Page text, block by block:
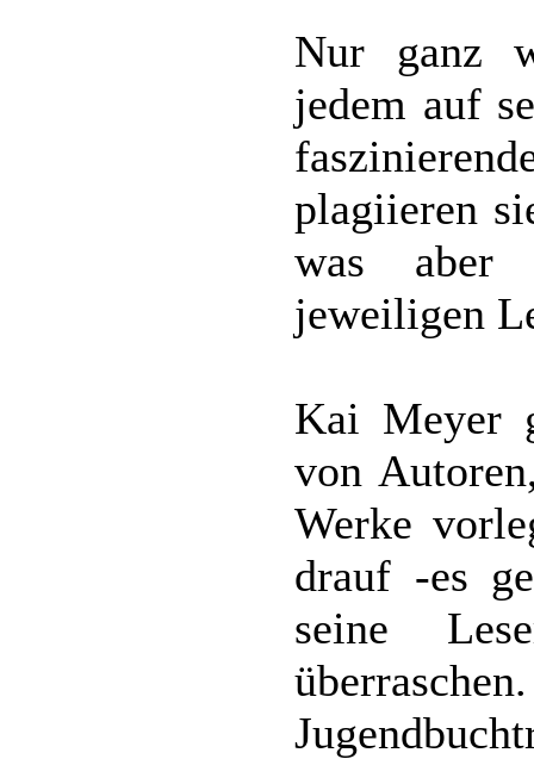
Nur ganz
jedem auf
plagiieren
was aber
jeweiligen
Kai Meyer
von
Werke
drauf -es
seine